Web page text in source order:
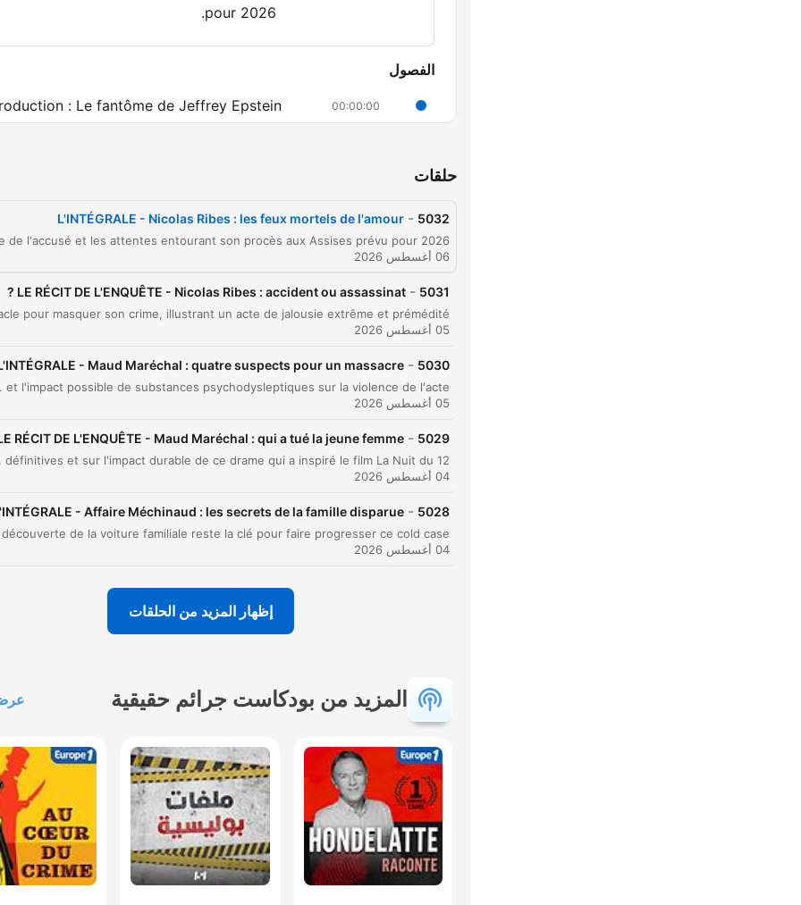
pour 2026.
الفصول
00:00:00
: Le fantôme de Jeffrey Epstein
00:13:56
indices d'une enquête pour assassinat
00:21:50
00:24:09
du mode opératoire et de la
00:35:50
devant les assises
انقر على أحد الفصول للانتقال مباشرة إلى تلك اللحظة
أبرز النقاط
vivante quand le feu s'est déclaré.
00:04:20 · Cette découverte médicale est cruciale car elle
prouve que l'incendie n'était pas la cause première de la mort.
passe de l'accident, théorie de l'accident ou autre, et
là, on passe au meurtre. Ou à l'assassinat.
sans regarder
· Francis Huguel décrit l'instant précis où il a ouvert le
feu sur sa victime à l'intérieur de l'habitacle.
est pompier volontaire, donc il connaît le feu. Donc il
sait pourquoi on veut utiliser ça.
حلقات
5032
-
L'INTÉGRALE - Nicolas Ribes : les feux mortels de l'amour
06 أغسطس 2026
5031
-
LE RÉCIT DE L'ENQUÊTE - Nicolas Ribes : accident ou assassinat ?
05 أغسطس 2026
5030
-
- Maud Maréchal : quatre suspects pour un massacre
expertises ADN et l'impact possible de substances psychodysleptiques sur la violence de l'acte.
05 أغسطس 2026
5029
-
RÉCIT DE L'ENQUÊTE - Maud Maréchal : qui a tué la jeune femme ?
et sur l'impact durable de ce drame qui a inspiré le film La Nuit du 12.
04 أغسطس 2026
5028
-
- Affaire Méchinaud : les secrets de la famille disparue
04 أغسطس 2026
إظهار المزيد من الحلقات
المزيد من بودكاست جرائم حقيقية